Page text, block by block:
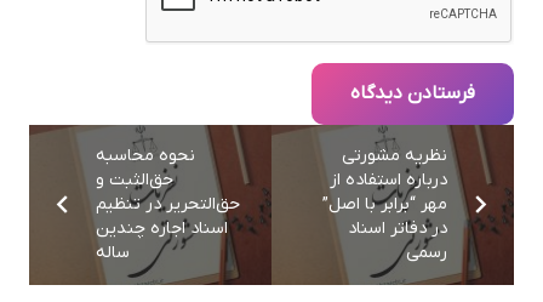
فرستادن دیدگاه
نحوه محاسبه
حق‌الثبت و
حق‌التحریر در تنظیم
اسناد اجاره چندین
ساله
نظریه مشورتی
درباره استفاده از
مهر “برابر با اصل”
در دفاتر اسناد
رسمی